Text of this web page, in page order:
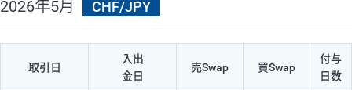
2026年5月 CHF/JPY
取引日
入出
金日
売Swap 買Swap
付与
日数